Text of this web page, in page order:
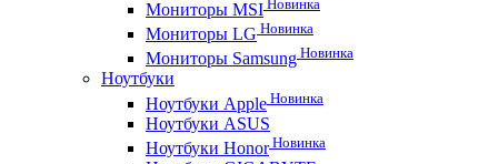
Мониторы MSI
Мониторы LG Новинка
Мониторы Samsung Новинка
Ноутбуки
Ноутбуки Apple Новинка
Ноутбуки ASUS
Ноутбуки HonorНовинка